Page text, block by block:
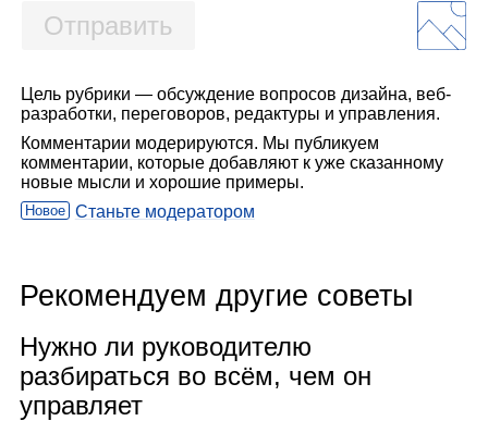
Отправить
Цель рубрики — обсуждение вопросов дизайна, веб-
разработки, переговоров, редактуры и управления.
Комментарии модерируются. Мы публикуем
комментарии, которые добавляют к уже сказанному
новые мысли и хорошие примеры.
Новое Станьте модератором
Рекомендуем другие советы
Нужно ли руко­во­ди­телю
раз­би­раться во всём, чем он
управ­ляет